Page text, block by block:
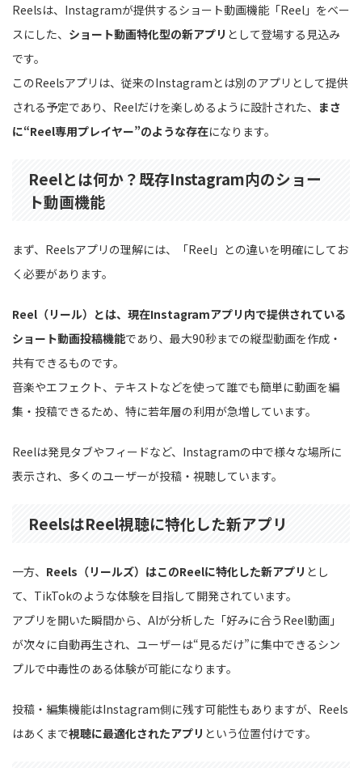
Reelsは、Instagramが提供するショート動画機能「Reel」をベー
スにした、 ショート動画特化型の新アプリ として登場する見込み
です。
このReelsアプリは、従来のInstagramとは別のアプリとして提供
される予定であり、Reelだけを楽しめるように設計された、 まさ
に“Reel専用プレイヤー”のような存在になります。
Reelとは何か？既存Instagram内のショー
ト動画機能
まず、Reelsアプリの理解には、「Reel」との違いを明確にしてお
く必要があります。
Reel（リール）とは、現在Instagramアプリ内で提供されている
ショート動画投稿機能であり、最大90秒までの縦型動画を作成・
共有できるものです。
音楽やエフェクト、テキストなどを使って誰でも簡単に動画を編
集・投稿できるため、特に若年層の利用が急増しています。
Reelは発見タブやフィードなど、Instagramの中で様々な場所に
表示され、多くのユーザーが投稿・視聴しています。
ReelsはReel視聴に特化した新アプリ
一方、 Reels（リールズ）はこのReelに特化した新アプリ とし
て、TikTokのような体験を目指して開発されています。
アプリを開いた瞬間から、AIが分析した「好みに合うReel動画」
が次々に自動再生され、ユーザーは“見るだけ”に集中できるシン
プルで中毒性のある体験が可能になります。
投稿・編集機能はInstagram側に残す可能性もありますが、Reels
はあくまで視聴に最適化されたアプリ という位置付けです。